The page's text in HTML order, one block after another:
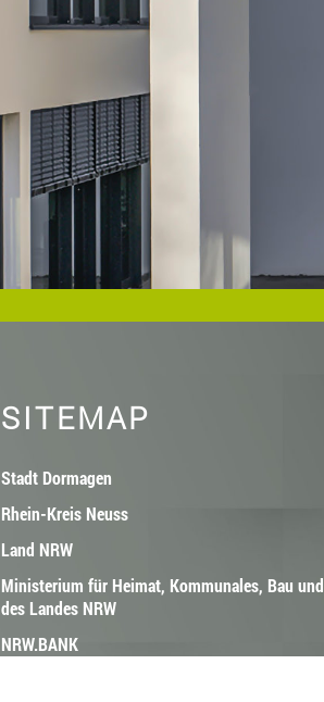
SITEMAP
Stadt Dormagen
Rhein-Kreis Neuss
Land NRW
Ministerium für Heimat, Kommunales, Bau
des Landes NRW
NRW.BANK